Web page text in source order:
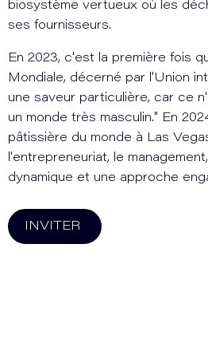
biosystème vertueux où les
ses fournisseurs.
En 2023, c'est la première fois
Mondiale, décerné par l'Union
une saveur particulière, car ce
un monde très masculin." En
pâtissière du monde à Las
l'entrepreneuriat, le
dynamique et une approche
INVITER